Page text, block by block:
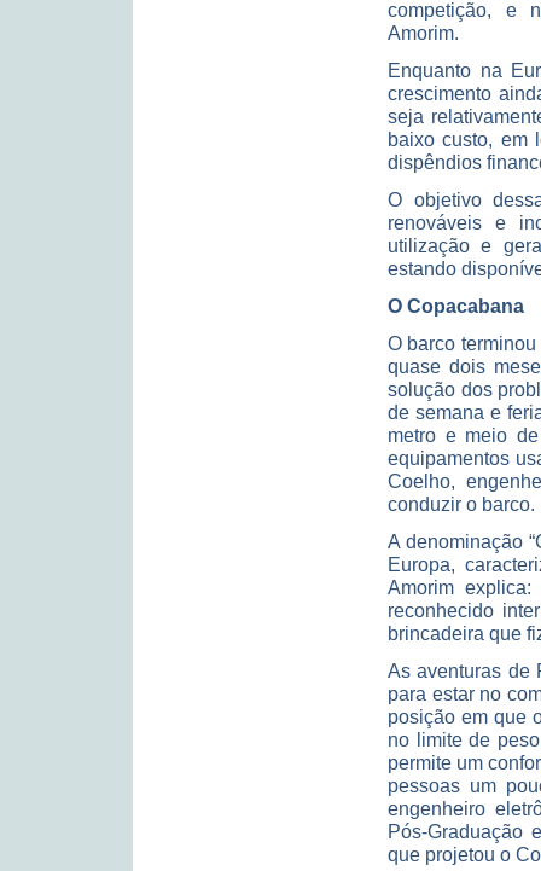
competição, e
Amorim.
Enquanto na
crescimento
seja
baixo custo, em
dispêndios
O objetivo
renováveis e
utilização e
estando
O Copacabana
O barco
quase dois
solução dos
de semana e
metro e meio
equipamentos
Coelho,
conduzir o barco.
A denominação
Europa,
Amorim
reconhecido
brincadeira que
As aventuras de
para estar no
posição em que
no limite de
permite um
pessoas um
engenheiro
Pós-Graduação
que projetou o